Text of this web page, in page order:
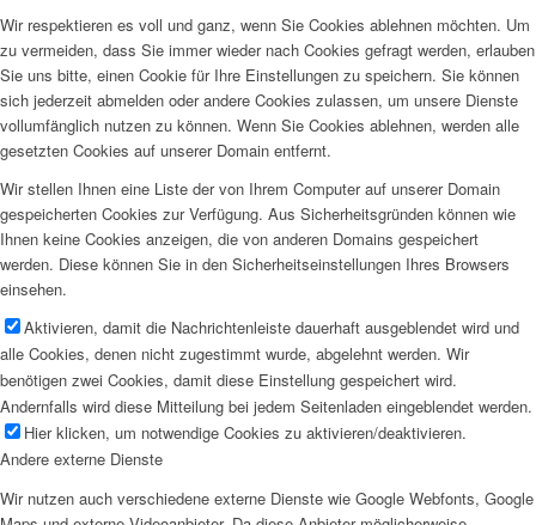
Wir respektieren es voll und ganz, wenn Sie Cookies ablehnen möchten. Um
zu vermeiden, dass Sie immer wieder nach Cookies gefragt werden, erlauben
Sie uns bitte, einen Cookie für Ihre Einstellungen zu speichern. Sie können
sich jederzeit abmelden oder andere Cookies zulassen, um unsere Dienste
vollumfänglich nutzen zu können. Wenn Sie Cookies ablehnen, werden alle
gesetzten Cookies auf unserer Domain entfernt.
Wir stellen Ihnen eine Liste der von Ihrem Computer auf unserer Domain
gespeicherten Cookies zur Verfügung. Aus Sicherheitsgründen können wie
Ihnen keine Cookies anzeigen, die von anderen Domains gespeichert
werden. Diese können Sie in den Sicherheitseinstellungen Ihres Browsers
einsehen.
Aktivieren, damit die Nachrichtenleiste dauerhaft ausgeblendet wird und
alle Cookies, denen nicht zugestimmt wurde, abgelehnt werden. Wir
benötigen zwei Cookies, damit diese Einstellung gespeichert wird.
Andernfalls wird diese Mitteilung bei jedem Seitenladen eingeblendet werden.
Hier klicken, um notwendige Cookies zu aktivieren/deaktivieren.
Andere externe Dienste
Wir nutzen auch verschiedene externe Dienste wie Google Webfonts, Google